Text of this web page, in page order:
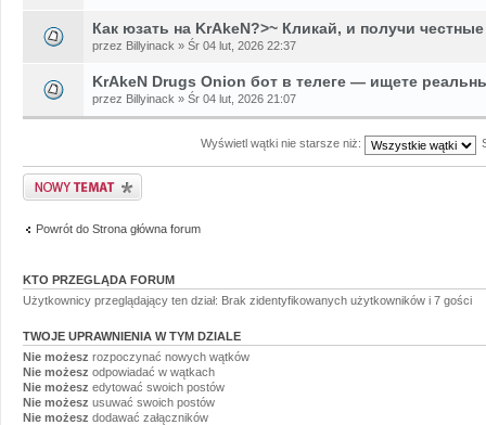
Как юзать на KrAkeN?>~ Кликай, и получи
przez Billyinack » Śr 04 lut, 2026 22:37
KrAkeN Drugs Onion бот в телеге — ищете
przez Billyinack » Śr 04 lut, 2026 21:07
Wyświetl wątki nie starsze niż:
Napisz wątek
Powrót do Strona główna forum
KTO PRZEGLĄDA FORUM
Użytkownicy przeglądający ten dział: Brak zidentyfikowanych użytkowników i 7 gości
TWOJE UPRAWNIENIA W TYM DZIALE
Nie możesz rozpoczynać nowych wątków
Nie możesz odpowiadać w wątkach
Nie możesz edytować swoich postów
Nie możesz usuwać swoich postów
Nie możesz dodawać załączników